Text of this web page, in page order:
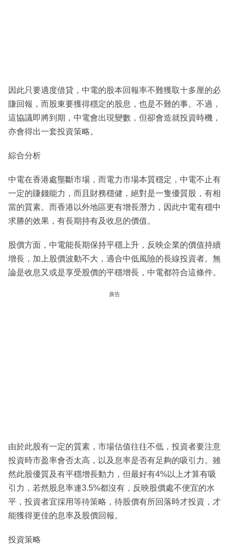
因此只要適度借貸，中電的股本回報率不難獲取十多厘的必
賺回報，而股東要獲得穩定的股息，也是不難的事。不過，
這協議即將到期，中電會出現變數，但卻會造就投資時機，
亦會得出一套投資策略。
綜合分析
中電在香港處壟斷市場，而電力市場本質穩定，中電不止有
一定的賺錢能力，而且財務穩健，絕對是一隻優質股，有相
當的質素。而香港以外地區更有增長潛力，因此中電有穩中
求勝的效果，有長期持有及收息的價值。
股價方面，中電能長期保持平穩上升，反映企業的價值持續
增長，加上股價波動不大，適合中低風險的長線投資者。無
論是收息又或是享受股價的平穩增長，中電都符合這條件。
廣告
由於此股有一定的質素，市場估值往往不低，投資者要注意
投資時市盈率會否太高，以及息率是否有足夠的吸引力。雖
然此股優質及有平穩增長動力，但最好有4%以上才算有吸
引力，若然股息率連3.5%都沒有，反映股價處不便宜的水
平，投資者宜採用等待策略，待股價有所回落時才投資，才
能獲得更佳的息率及股價回報。
投資策略